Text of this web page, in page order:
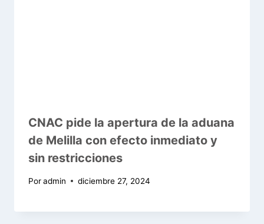
CNAC pide la apertura de la aduana
de Melilla con efecto inmediato y
sin restricciones
Poradmin diciembre 27, 2024